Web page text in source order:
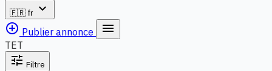
🇫🇷 fr
expand_more
add_circle_outline Publier annonce menu
TET
tune Filtre